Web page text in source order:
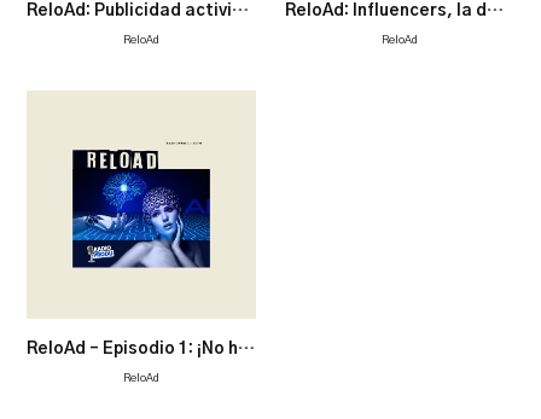
ReloAd: Publicidad activista. ¿Oportunidad u oportunismo?
ReloAd
ReloAd: Influencers, la danza de los millones
ReloAd
ReloAd – Episodio 1: ¡No hablemos más de crisis!
ReloAd